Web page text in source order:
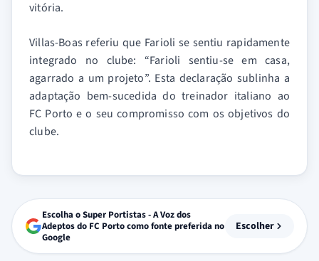
vitória.
Villas-Boas referiu que Farioli se sentiu rapidamente
integrado no clube: “Farioli sentiu-se em casa,
agarrado a um projeto”. Esta declaração sublinha a
adaptação bem-sucedida do treinador italiano ao
FC Porto e o seu compromisso com os objetivos do
clube.
Escolha o Super Portistas - A Voz dos
Adeptos do FC Porto como fonte preferida no
Google
Escolher